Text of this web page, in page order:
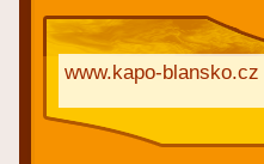
www.kapo-blansko.cz